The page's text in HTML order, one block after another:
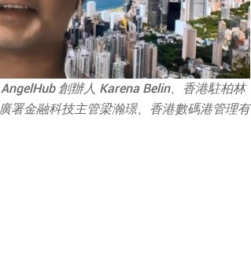
創辦人 Karena Belin、香港駐柏林
署金融科技主管梁瀚璟、香港數碼港管理有